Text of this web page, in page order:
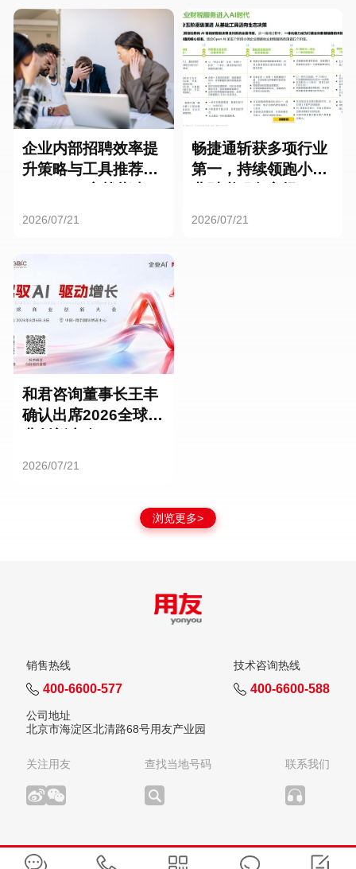
企业内部招聘效率提
升策略与工具推荐：
2026/07/21
畅捷通斩获多项行业
第一，持续领跑小微
2026/07/21
和君咨询董事长王丰
确认出席2026全球商
2026/07/21
浏览更多>
销售热线
400-6600-577
技术咨询热线
400-6600-588
公司地址
北京市海淀区北清路68号用友产业园
关注用友 查找当地号码 联系我们
版权所有：用友网络科技股份有限公司